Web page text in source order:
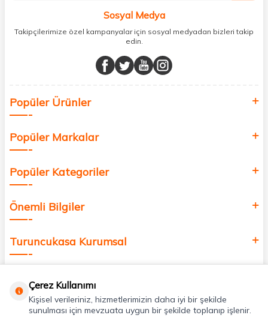
minerallere kadar binlerce ürünü uygun fiyat ve hızlı kargo avantajıyla
sunuyoruz.
buluşturuyor ve online alışveriş deneyiminizi en iyi hale getiriyoruz.
Sağlık, güzellik ve iyi yaşam için aradığınız her şey burada!
değer katmak için bize katılın!
Sosyal Medya
Takipçilerimize özel kampanyalar için sosyal medyadan bizleri takip
edin.
Popüler Ürünler
Popüler Markalar
Popüler Kategoriler
Önemli Bilgiler
Turuncukasa Kurumsal
Uygulamalarımız
Çerez Kullanımı
Kişisel verileriniz, hizmetlerimizin daha iyi bir şekilde
sunulması için mevzuata uygun bir şekilde toplanıp işlenir.